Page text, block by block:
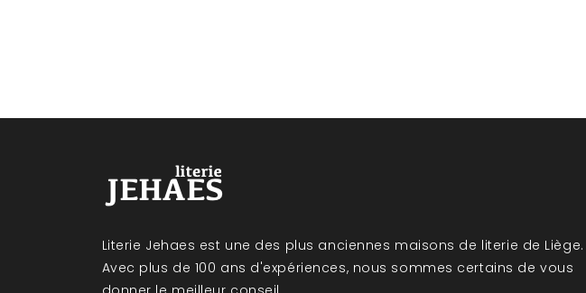
Literie Jehaes est une des plus anciennes maisons de literie de Liège.
Avec plus de 100 ans d'expériences, nous sommes certains de vous